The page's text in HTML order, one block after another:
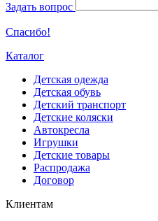
Задать вопрос
Спасибо!
Каталог
Детская одежда
Детская обувь
Детский транспорт
Детские коляски
Автокресла
Игрушки
Детские товары
Распродажа
Договор
Клиентам